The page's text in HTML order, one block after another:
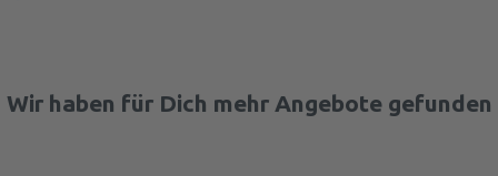
Wir haben für Dich mehr Angebote gefunden